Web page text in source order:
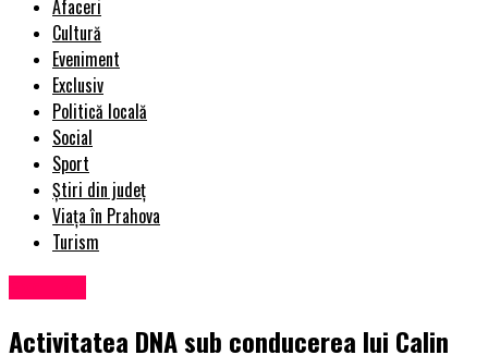
Afaceri
Cultură
Eveniment
Exclusiv
Politică locală
Social
Sport
Știri din județ
Viața în Prahova
Turism
Activitatea DNA sub conducerea lui Calin